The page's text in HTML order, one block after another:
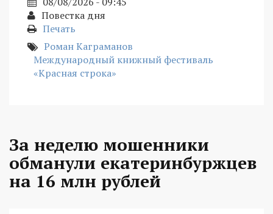
Повестка дня
Печать
Роман Каграманов
Международный книжный фестиваль
«Красная строка»
За неделю мошенники
обманули екатеринбуржцев
на 16 млн рублей